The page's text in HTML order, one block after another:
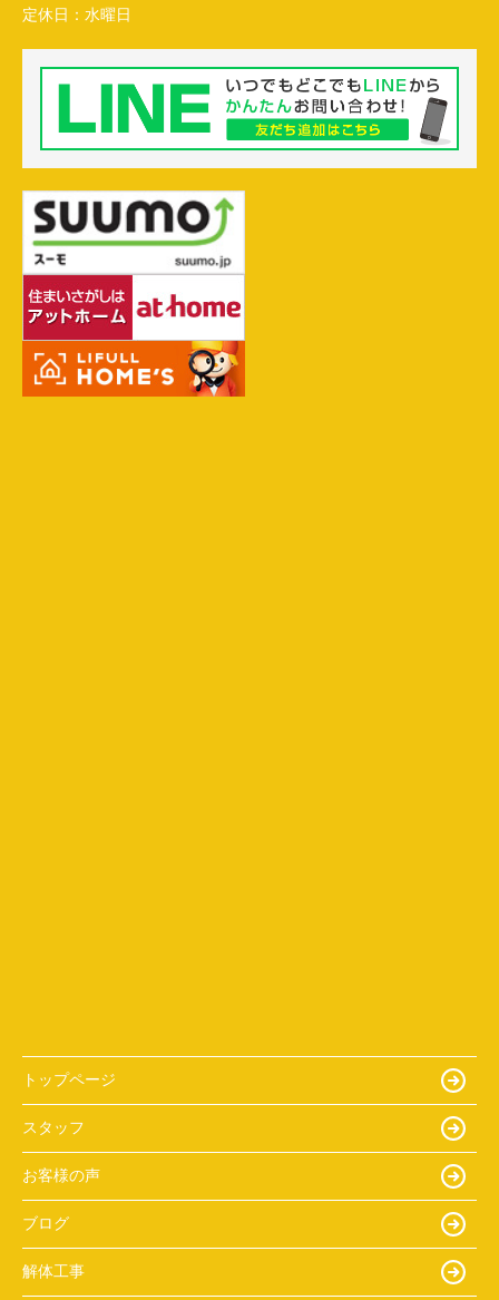
定休日： 水曜日
トップページ
スタッフ
お客様の声
ブログ
解体工事